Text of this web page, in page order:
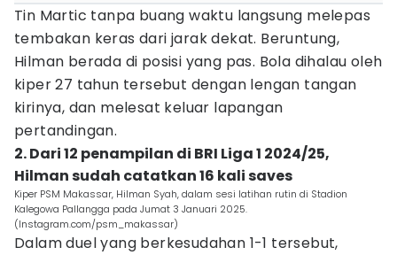
Tin Martic tanpa buang waktu langsung melepas
tembakan keras dari jarak dekat. Beruntung,
Hilman berada di posisi yang pas. Bola dihalau oleh
kiper 27 tahun tersebut dengan lengan tangan
kirinya, dan melesat keluar lapangan
pertandingan.
2. Dari 12 penampilan di BRI Liga 1 2024/25,
Hilman sudah catatkan 16 kali saves
Kiper PSM Makassar, Hilman Syah, dalam sesi latihan rutin di Stadion
Kalegowa Pallangga pada Jumat 3 Januari 2025.
(Instagram.com/psm_makassar)
Dalam duel yang berkesudahan 1-1 tersebut,